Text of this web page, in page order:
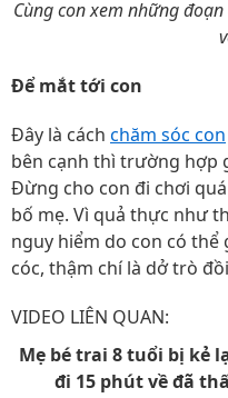
Cùng con xem những
Để mắt tới con
Đây là cách chăm sóc con
bên cạnh thì trường hợp
Đừng cho con đi chơi
bố mẹ. Vì quả thực như
nguy hiểm do con có
cóc, thậm chí là dở trò
VIDEO LIÊN QUAN:
Mẹ bé trai 8 tuổi bị kẻ
đi 15 phút về đã